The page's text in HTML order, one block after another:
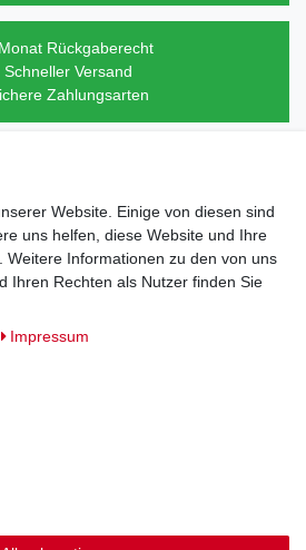
Rückgaberecht
Schneller Versand
Zahlungsarten
Website. Einige von diesen sind
uns helfen, diese Website und Ihre
Weitere Informationen zu den von uns
Ihren Rechten als Nutzer finden Sie
Impressum